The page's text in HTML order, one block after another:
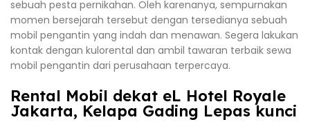
sebuah pesta pernikahan. Oleh karenanya, sempurnakan
momen bersejarah tersebut dengan tersedianya sebuah
mobil pengantin yang indah dan menawan. Segera lakukan
kontak dengan kulorental dan ambil tawaran terbaik sewa
mobil pengantin dari perusahaan terpercaya.
Rental Mobil dekat eL Hotel Royale
Jakarta, Kelapa Gading Lepas kunci